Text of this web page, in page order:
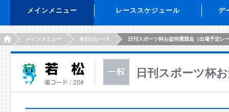
メインメニュー レーススケジュール デ
HOMEメインメニュー 本日のレース 日刊スポーツ杯お盆特選競走（出場予定レ
日刊スポーツ杯